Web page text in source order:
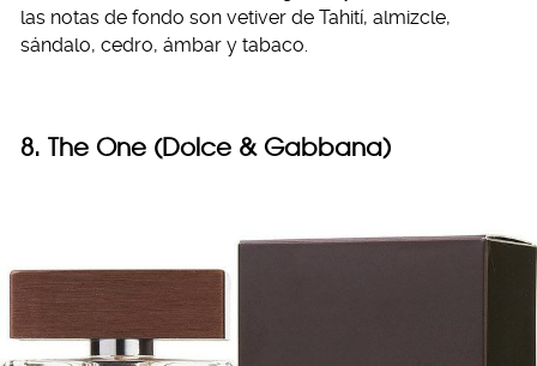
las notas de fondo son vetiver de Tahití, almizcle,
sándalo, cedro, ámbar y tabaco.
8. The One (Dolce & Gabbana)